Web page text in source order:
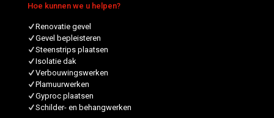
Hoe kunnen we u helpen?
Renovatie gevel
Gevel bepleisteren
Steenstrips plaatsen
Isolatie dak
Verbouwingswerken
Plamuurwerken
Gyproc plaatsen
Schilder- en behangwerken